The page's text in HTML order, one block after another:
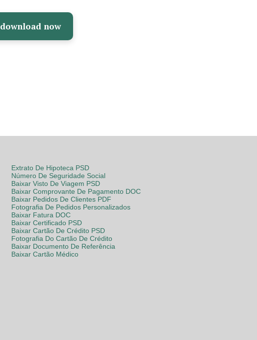
download now
Extrato De Hipoteca PSD
Número De Seguridade Social
Baixar Visto De Viagem PSD
Baixar Comprovante De Pagamento DOC
Baixar Pedidos De Clientes PDF
Fotografia De Pedidos Personalizados
Baixar Fatura DOC
Baixar Certificado PSD
Baixar Cartão De Crédito PSD
Fotografia Do Cartão De Crédito
Baixar Documento De Referência
Baixar Cartão Médico